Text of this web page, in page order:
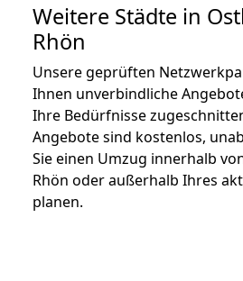
Weitere Städte in
Rhön
Unsere geprüften
Ihnen unverbindliche
Ihre Bedürfnisse
Angebote sind kostenlos,
Sie einen Umzug innerhalb
Rhön oder außerhalb Ihres
planen.